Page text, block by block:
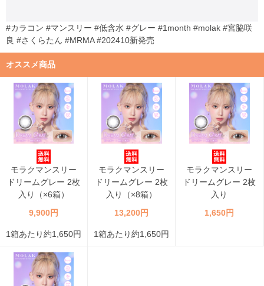
#カラコン #マンスリー #低含水 #グレー #1month #molak #宮脇咲
良 #さくらたん #MRMA #202410新発売
オススメ商品
モラクマンスリー
ドリームグレー 2枚
入り（×6箱）
9,900円
1箱あたり約1,650円
モラクマンスリー
ドリームグレー 2枚
入り（×8箱）
13,200円
1箱あたり約1,650円
モラクマンスリー
ドリームグレー 2枚
入り
1,650円